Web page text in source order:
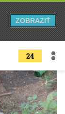
24
ZOBRAZIŤ